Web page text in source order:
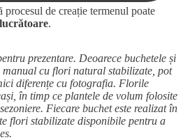
procesul de creație termenul poate
.
prezentare. Deoarece buchetele și
manual cu flori natural stabilizate, pot
diferențe cu fotografia. Florile
în timp ce plantele de volum folosite
Fiecare buchet este realizat în
flori stabilizate disponibile pentru a